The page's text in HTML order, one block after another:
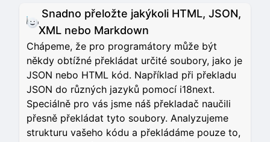
Snadno přeložte jakýkoli HTML, JSON,
XML nebo Markdown
Chápeme, že pro programátory může být
někdy obtížné překládat určité soubory, jako je
JSON nebo HTML kód. Například při překladu
JSON do různých jazyků pomocí i18next.
Speciálně pro vás jsme náš překladač naučili
přesně překládat tyto soubory. Analyzujeme
strukturu vašeho kódu a překládáme pouze to,